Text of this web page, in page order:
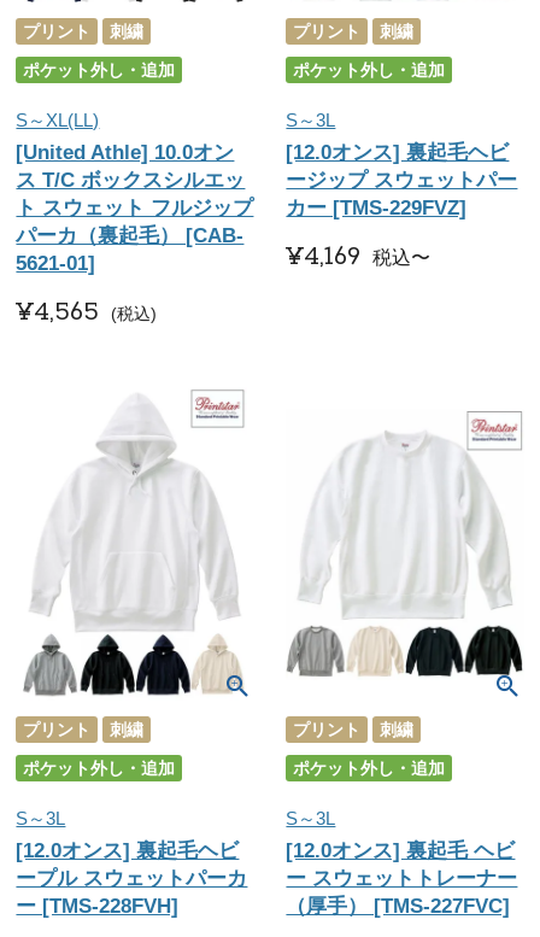
プリント
刺繍
ポケット外し・追加
S～XL(LL)
[United Athle] 10.0オン
ス T/C ボックスシルエッ
ト スウェット フルジップ
パーカ（裏起毛） [CAB-
5621-01]
¥4,565 税込
プリント
刺繍
ポケット外し・追加
S～3L
[12.0オンス] 裏起毛ヘビ
ージップ スウェットパー
カー [TMS-229FVZ]
¥4,169 税込〜
プリント
刺繍
ポケット外し・追加
S～3L
[12.0オンス] 裏起毛ヘビ
ープル スウェットパーカ
ー [TMS-228FVH]
プリント
刺繍
ポケット外し・追加
S～3L
[12.0オンス] 裏起毛 ヘビ
ー スウェットトレーナー
（厚手） [TMS-227FVC]